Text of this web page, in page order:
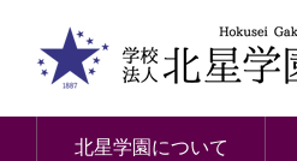
北星学園について